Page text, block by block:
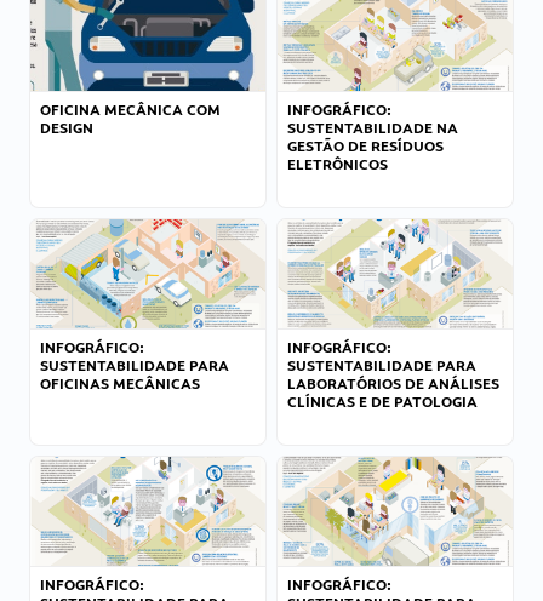
OFICINA MECÂNICA COM
DESIGN
INFOGRÁFICO:
SUSTENTABILIDADE NA
GESTÃO DE RESÍDUOS
ELETRÔNICOS
INFOGRÁFICO:
SUSTENTABILIDADE PARA
OFICINAS MECÂNICAS
INFOGRÁFICO:
SUSTENTABILIDADE PARA
LABORATÓRIOS DE ANÁLISES
CLÍNICAS E DE PATOLOGIA
INFOGRÁFICO:
INFOGRÁFICO: